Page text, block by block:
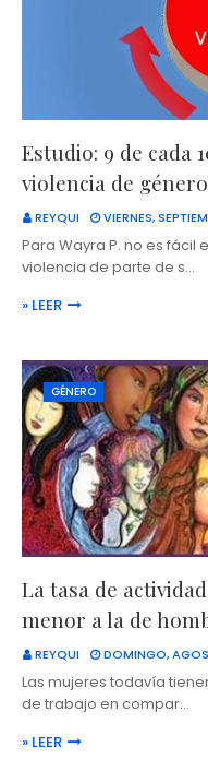
Estudio: 9 de cada
violencia de género
REYQUI VIERNES,
Para Wayra P. no es
violencia de parte de s…
» LEER
GÉNERO
La tasa de
menor a la de
REYQUI DOMINGO,
Las mujeres todavía
de trabajo en compar…
» LEER